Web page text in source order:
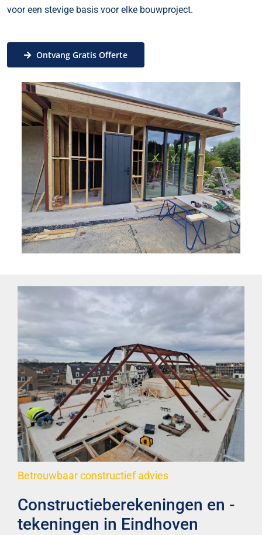
voor een stevige basis voor elke bouwproject.
Ontvang Gratis Offerte
Betrouwbaar constructief advies
Constructieberekeningen en -
tekeningen in Eindhoven